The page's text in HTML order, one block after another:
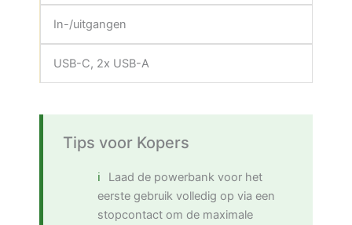
In-/uitgangen
USB-C, 2x USB-A
Tips voor Kopers
Laad de powerbank voor het
eerste gebruik volledig op via een
stopcontact om de maximale